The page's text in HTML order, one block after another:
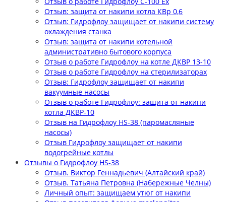
Отзыв: защита от накипи котла КВр 0,6
Отзыв: Гидрофлоу защищает от накипи систему
охлаждения станка
Отзыв: защита от накипи котельной
административно бытового корпуса
Отзыв о работе Гидрофлоу на котле ДКВР 13-10
Отзыв о работе Гидрофлоу на стерилизаторах
Отзыв: Гидрофлоу защищает от накипи
вакуумные насосы
Отзыв о работе Гидрофлоу: защита от накипи
котла ДКВР-10
Отзыв на Гидрофлоу HS-38 (паромасляные
насосы)
Отзыв Гидрофлоу защищает от накипи
водогрейные котлы
Отзывы о Гидрофлоу HS-38
Отзыв. Виктор Геннадьевич (Алтайский край)
Отзыв. Татьяна Петровна (Набережные Челны)
Личный опыт: защищаем утюг от накипи